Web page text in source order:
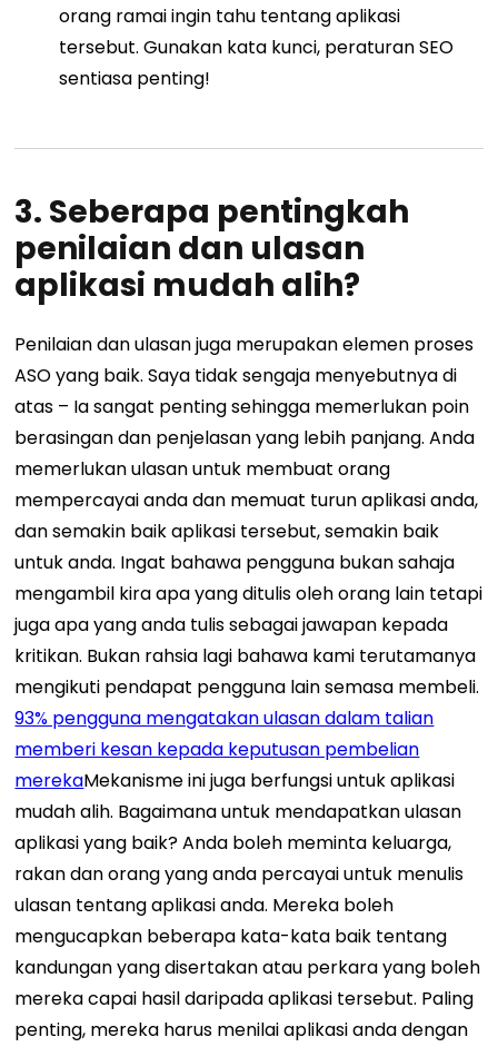
orang ramai ingin tahu tentang aplikasi
tersebut. Gunakan kata kunci, peraturan SEO
sentiasa penting!
3. Seberapa pentingkah
penilaian dan ulasan
aplikasi mudah alih?
Penilaian dan ulasan juga merupakan elemen proses
ASO yang baik. Saya tidak sengaja menyebutnya di
atas – Ia sangat penting sehingga memerlukan poin
berasingan dan penjelasan yang lebih panjang. Anda
memerlukan ulasan untuk membuat orang
mempercayai anda dan memuat turun aplikasi anda,
dan semakin baik aplikasi tersebut, semakin baik
untuk anda. Ingat bahawa pengguna bukan sahaja
mengambil kira apa yang ditulis oleh orang lain tetapi
juga apa yang anda tulis sebagai jawapan kepada
kritikan. Bukan rahsia lagi bahawa kami terutamanya
mengikuti pendapat pengguna lain semasa membeli.
93% pengguna mengatakan ulasan dalam talian
memberi kesan kepada keputusan pembelian
merekaMekanisme ini juga berfungsi untuk aplikasi
mudah alih. Bagaimana untuk mendapatkan ulasan
aplikasi yang baik?Anda boleh meminta keluarga,
rakan dan orang yang anda percayai untuk menulis
ulasan tentang aplikasi anda. Mereka boleh
mengucapkan beberapa kata-kata baik tentang
kandungan yang disertakan atau perkara yang boleh
mereka capai hasil daripada aplikasi tersebut. Paling
penting, mereka harus menilai aplikasi anda dengan